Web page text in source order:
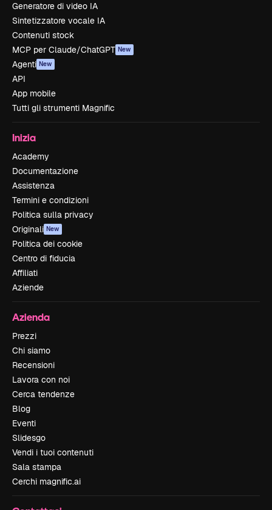
Generatore di video IA
Sintetizzatore vocale IA
Contenuti stock
MCP per Claude/ChatGPT New
Agenti New
API
App mobile
Tutti gli strumenti Magnific
Inizia
Academy
Documentazione
Assistenza
Termini e condizioni
Politica sulla privacy
Originali New
Politica dei cookie
Centro di fiducia
Affiliati
Aziende
Azienda
Prezzi
Chi siamo
Recensioni
Lavora con noi
Cerca tendenze
Blog
Eventi
Slidesgo
Vendi i tuoi contenuti
Sala stampa
Cerchi magnific.ai